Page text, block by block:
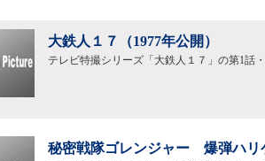
大鉄人１７（1977年公開）
テレビ特撮シリーズ「大鉄人１７」の第1話
秘密戦隊ゴレンジャー 爆弾ハリ